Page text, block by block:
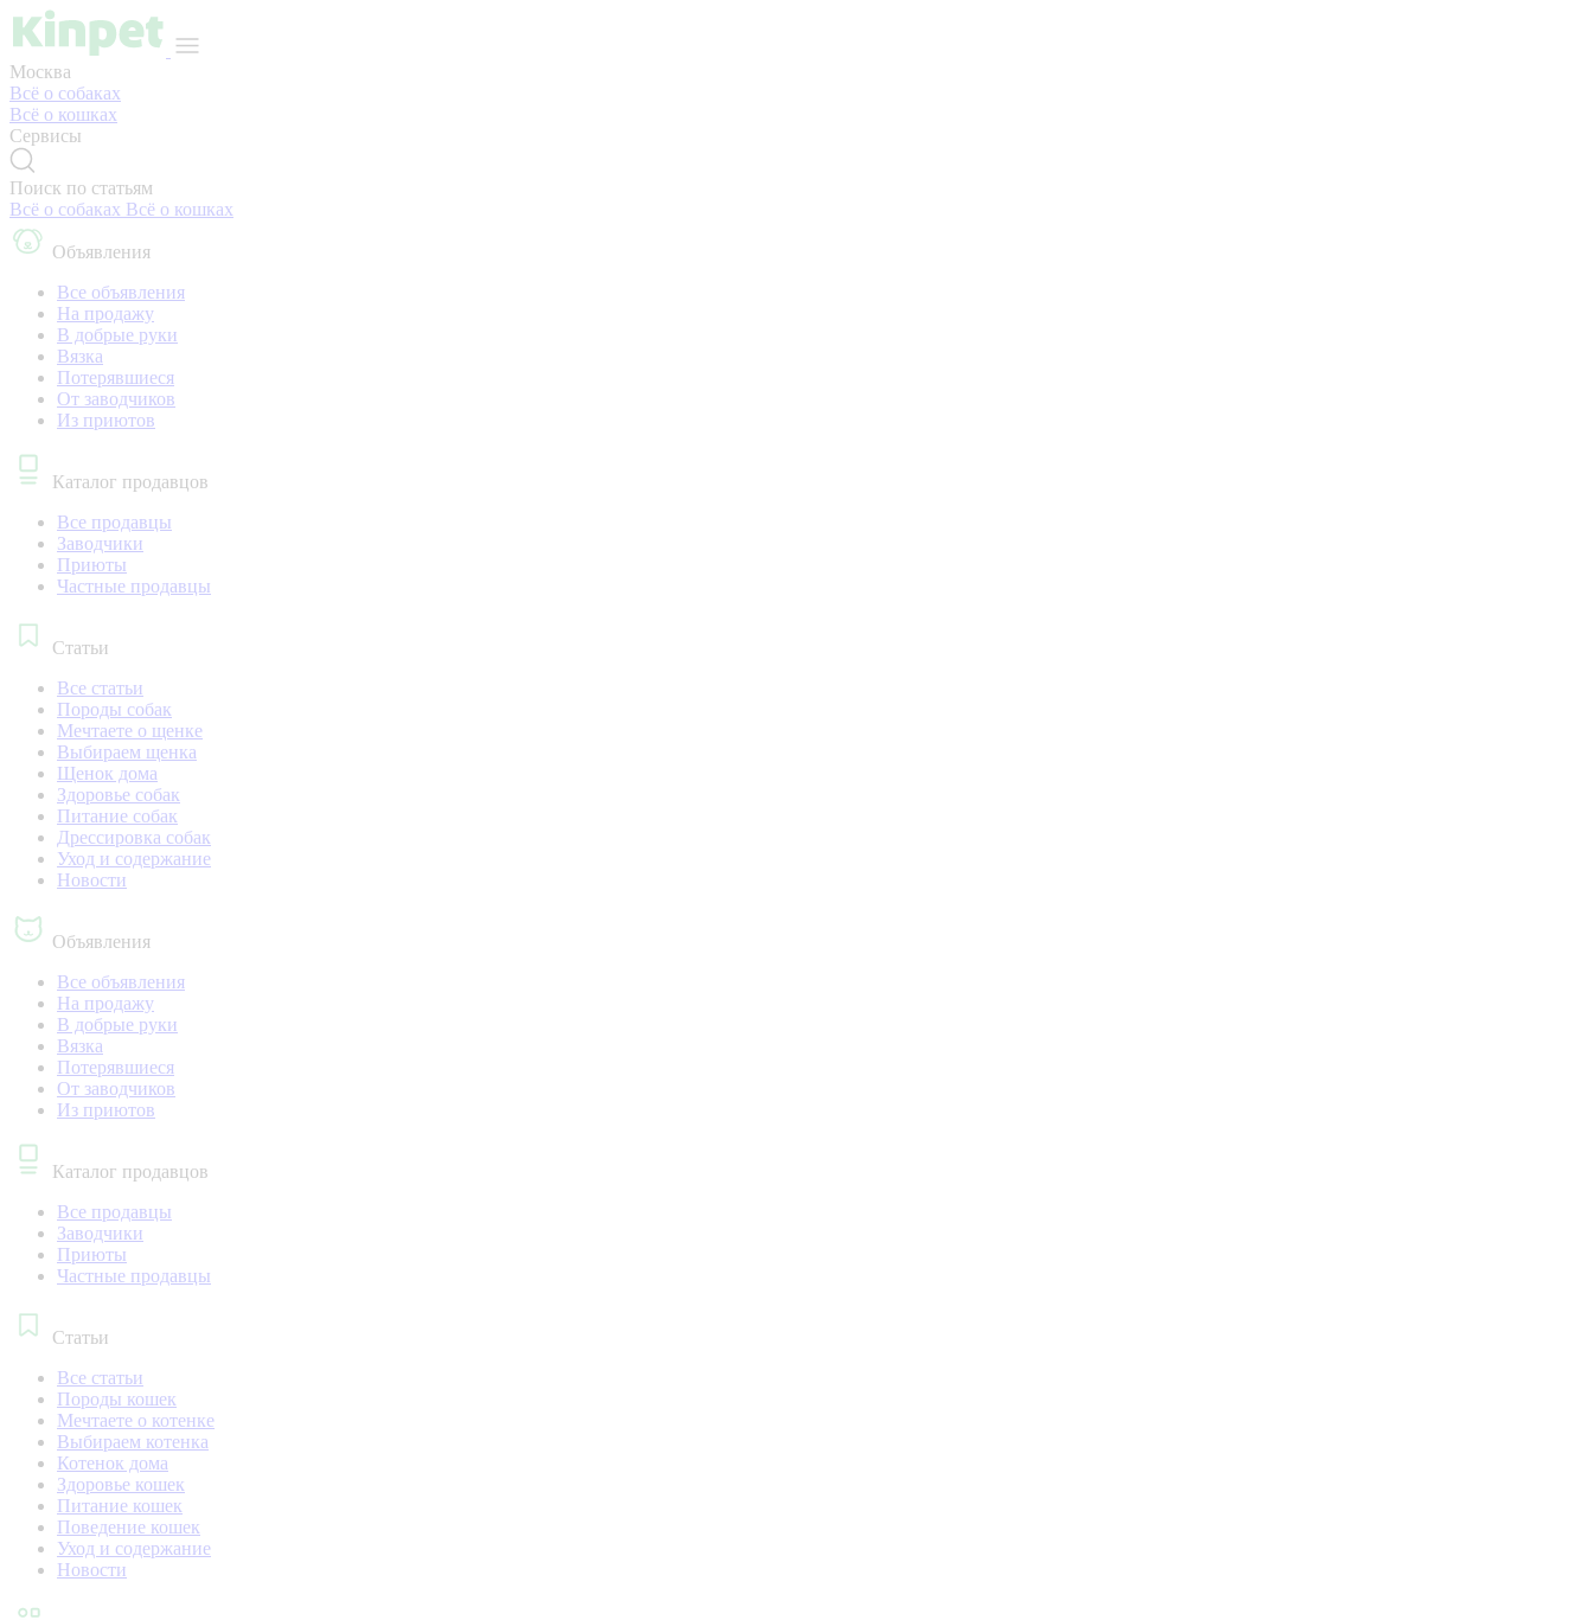
Москва
Всё о собаках
Всё о кошках
Сервисы
Поиск по статьям
Всё о собаках Всё о кошках
Объявления
Все объявления
На продажу
В добрые руки
Вязка
Потерявшиеся
От заводчиков
Из приютов
Каталог продавцов
Все продавцы
Заводчики
Приюты
Частные продавцы
Статьи
Все статьи
Породы собак
Мечтаете о щенке
Выбираем щенка
Щенок дома
Здоровье собак
Питание собак
Дрессировка собак
Уход и содержание
Новости
Объявления
Все объявления
На продажу
В добрые руки
Вязка
Потерявшиеся
От заводчиков
Из приютов
Каталог продавцов
Все продавцы
Заводчики
Приюты
Частные продавцы
Статьи
Все статьи
Породы кошек
Мечтаете о котенке
Выбираем котенка
Котенок дома
Здоровье кошек
Питание кошек
Поведение кошек
Уход и содержание
Новости